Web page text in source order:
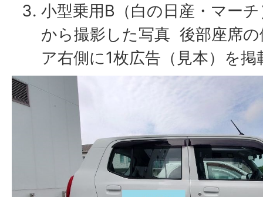
小型乗用B（白の日産・マー
から撮影した写真 後部座席
ア右側に1枚広告（見本）を